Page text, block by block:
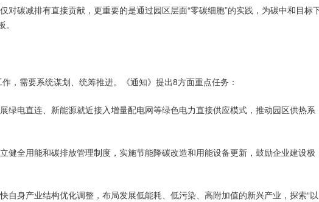
对碳减排有直接贡献，更重要的是通过园区层面“零碳细胞”的实践，为碳中和目标
，需要系统谋划、统筹推进。《通知》提出8方面重点任务：
绿电直连、新能源就近接入增量配电网等绿色电力直接供应模式，推动园区供热系
健全用能和碳排放管理制度，实施节能降碳改造和用能设备更新，鼓励企业建设极
自身产业结构优化调整，布局发展低能耗、低污染、高附加值的新兴产业，探索“以